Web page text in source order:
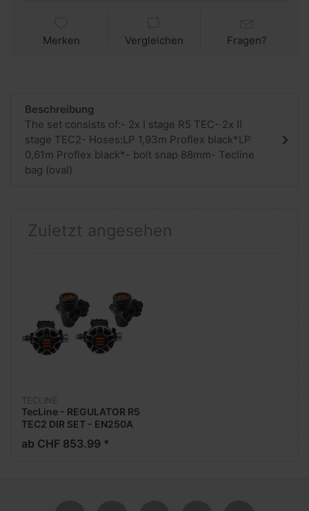
Merken Vergleichen Fragen?
Beschreibung
The set consists of:- 2x I stage R5 TEC- 2x II
stage TEC2- Hoses:LP 1,93m Proflex black*LP
0,61m Proflex black*- bolt snap 88mm- Tecline
bag (oval)
Zuletzt angesehen
TECLINE
TecLine - REGULATOR R5
TEC2 DIR SET - EN250A
ab CHF 853.99 *